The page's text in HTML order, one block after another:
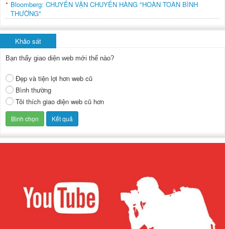
Bloomberg: CHUYẾN VẬN CHUYỂN HÀNG "HOÀN TOÀN BÌNH
THƯỜNG"
Khảo sát
Bạn thấy giao diện web mới thế nào?
Đẹp và tiện lợi hơn web cũ
Bình thường
Tôi thích giao diện web cũ hơn